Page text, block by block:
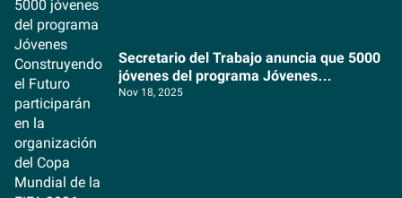
Secretario del Trabajo anuncia que 5000
jóvenes del programa Jóvenes
Construyendo el Futuro participarán en la
Nov 18, 2025